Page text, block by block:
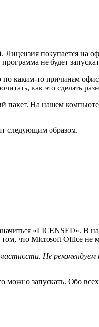
покупается на
не будет
по каким-то причинам
как это сделать
пакет. На нашем
следующим образом.
«LICENSED».
что Microsoft Office не
Не рекомендуем
можно запускать. Обо